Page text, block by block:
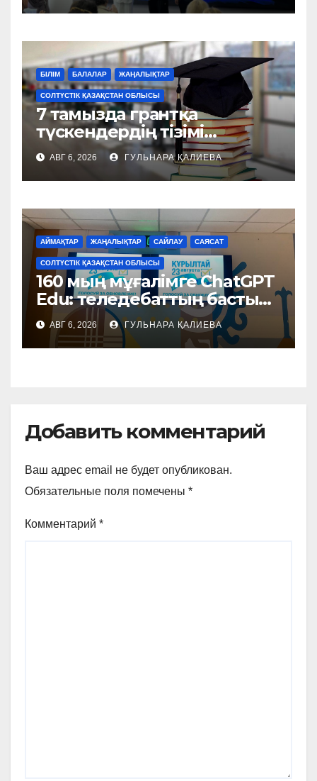
БІЛІМ БАЛАЛАР ЖАҢАЛЫҚТАР
СОЛТҮСТІК ҚАЗАҚСТАН ОБЛЫСЫ
7 тамызда грантқа
түскендердің тізімі
жарияланады
АВГ 6, 2026 ГУЛЬНАРА ҚАЛИЕВА
АЙМАҚТАР ЖАҢАЛЫҚТАР САЙЛАУ САЯСАТ
СОЛТҮСТІК ҚАЗАҚСТАН ОБЛЫСЫ
160 мың мұғалімге ChatGPT
Edu: теледебаттың басты
тақырыбы – білім мен
жасанды интеллект
АВГ 6, 2026 ГУЛЬНАРА ҚАЛИЕВА
Добавить комментарий
Ваш адрес email не будет опубликован.
Обязательные поля помечены *
Комментарий *